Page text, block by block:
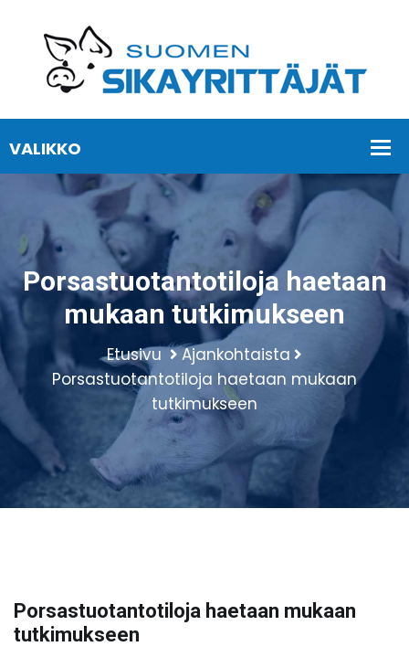
Porsastuotantotiloja haetaan
mukaan tutkimukseen
Etusivu
Ajankohtaista
Porsastuotantotiloja haetaan mukaan
tutkimukseen
Porsastuotantotiloja haetaan mukaan
tutkimukseen